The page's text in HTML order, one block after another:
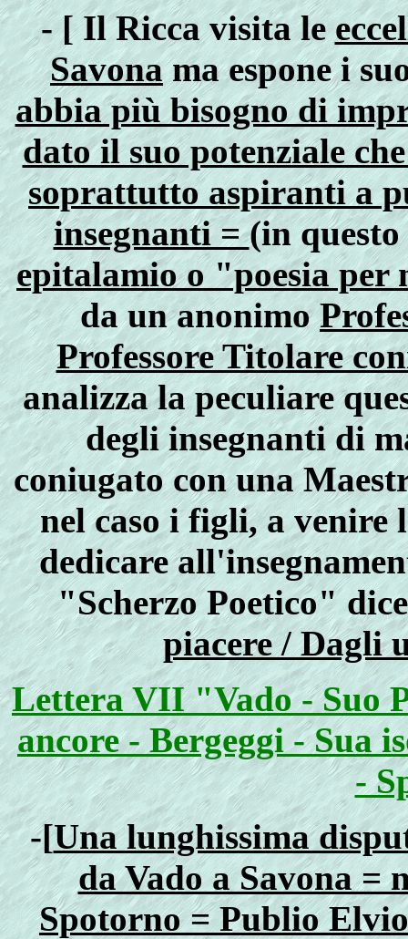
- [Il Ricca visita le
Savonama espone i
abbia più bisogno di
dato il suo potenziale
soprattutto aspiranti a
insegnanti =(in
epitalamio o "poesia per
da un anonimo
Professore Titolare
analizza la peculiare
degli insegnanti di
coniugato con una
nel caso i figli, a venire
dedicare
"Scherzo Poetico"
piacere / Dagli
Lettera VII "Vado - Suo
ancore - Bergeggi - Sua
-
-[Una lunghissima
da Vado a Savona =
Spotorno = Publio